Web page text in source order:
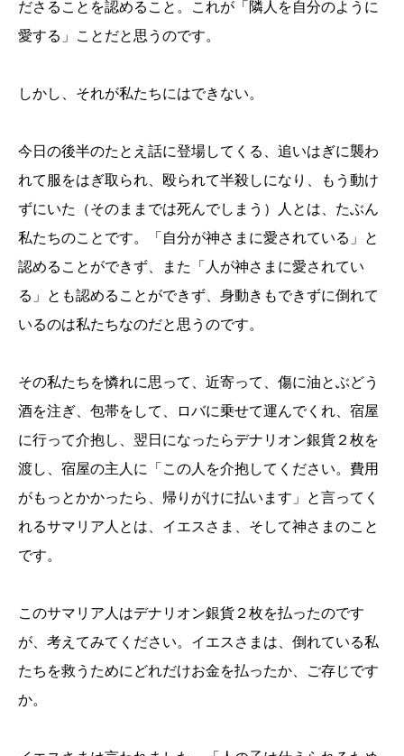
ださることを認めること。これが「隣人を自分のように
愛する」ことだと思うのです。
しかし、それが私たちにはできない。
今日の後半のたとえ話に登場してくる、追いはぎに襲わ
れて服をはぎ取られ、殴られて半殺しになり、もう動け
ずにいた（そのままでは死んでしまう）人とは、たぶん
私たちのことです。「自分が神さまに愛されている」と
認めることができず、また「人が神さまに愛されてい
る」とも認めることができず、身動きもできずに倒れて
いるのは私たちなのだと思うのです。
その私たちを憐れに思って、近寄って、傷に油とぶどう
酒を注ぎ、包帯をして、ロバに乗せて運んでくれ、宿屋
に行って介抱し、翌日になったらデナリオン銀貨２枚を
渡し、宿屋の主人に「この人を介抱してください。費用
がもっとかかったら、帰りがけに払います」と言ってく
れるサマリア人とは、イエスさま、そして神さまのこと
です。
このサマリア人はデナリオン銀貨２枚を払ったのです
が、考えてみてください。イエスさまは、倒れている私
たちを救うためにどれだけお金を払ったか、ご存じです
か。